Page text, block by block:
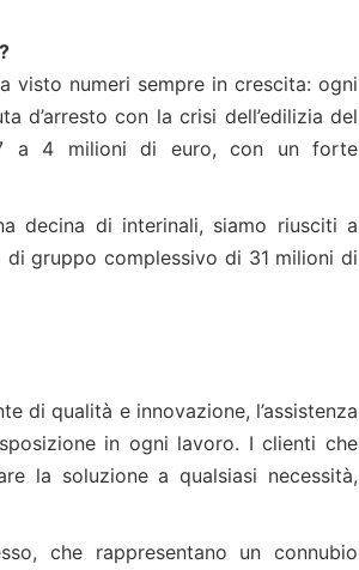
visto numeri sempre in crescita: ogni
d’arresto con la crisi dell’edilizia del
a 4 milioni di euro, con un forte
decina di interinali, siamo riusciti a
gruppo complessivo di 31 milioni di
di qualità e innovazione, l’assistenza
in ogni lavoro. I clienti che
la soluzione a qualsiasi necessità,
che rappresentano un connubio